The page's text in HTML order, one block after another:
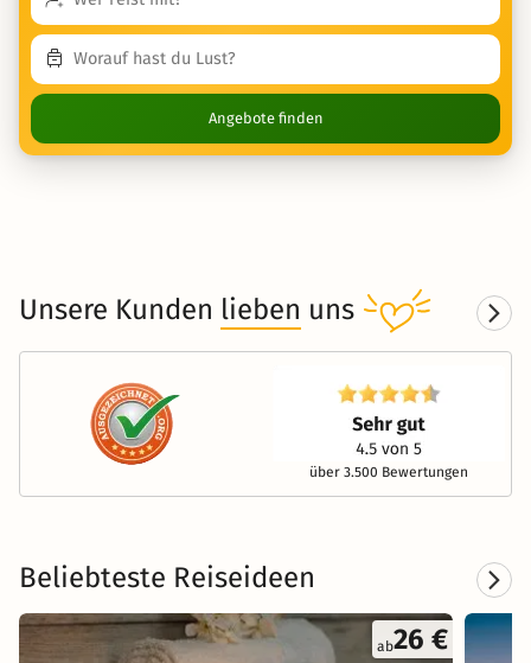
Angebote finden
Unsere Kunden lieben uns
über 3.500 Bewertungen
Beliebteste Reiseideen
ab26 €